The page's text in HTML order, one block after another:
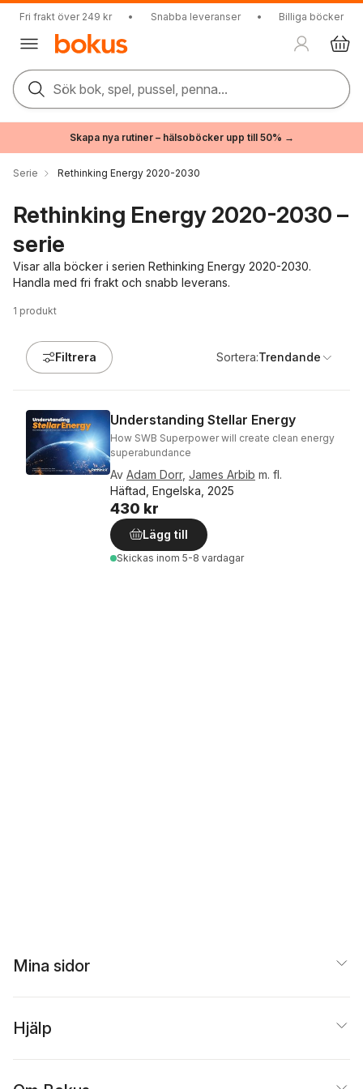
Fri frakt över 249 kr • Snabba leveranser • Billiga böcker
Sök bok, spel, pussel, penna...
Skapa nya rutiner – hälsoböcker upp till 50% →
Serie Rethinking Energy 2020-2030
Rethinking Energy 2020-2030 –
serie
Visar alla böcker i serien Rethinking Energy 2020-2030.
Handla med fri frakt och snabb leverans.
1 produkt
Filtrera Sortera:Trendande
Understanding Stellar Energy
How SWB Superpower will create clean energy
superabundance
Av Adam Dorr, James Arbib m. fl.
Häftad, Engelska, 2025
430 kr
Lägg till
Skickas inom 5-8 vardagar
Mina sidor
Hjälp